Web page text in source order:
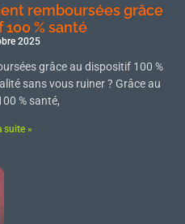
remboursées grâce
% santé
2025
grâce au dispositif 100 %
sans vous ruiner ? Grâce au
% santé,
suite »